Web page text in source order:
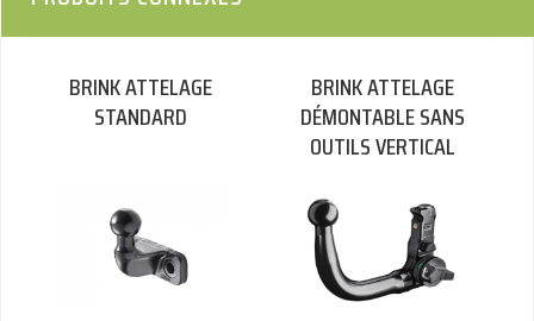
BRINK ATTELAGE
STANDARD
BRINK ATTELAGE
DÉMONTABLE SANS
OUTILS VERTICAL